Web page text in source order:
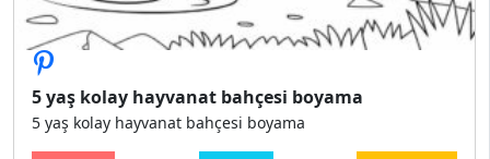
5 yaş kolay hayvanat bahçesi boyama
5 yaş kolay hayvanat bahçesi boyama